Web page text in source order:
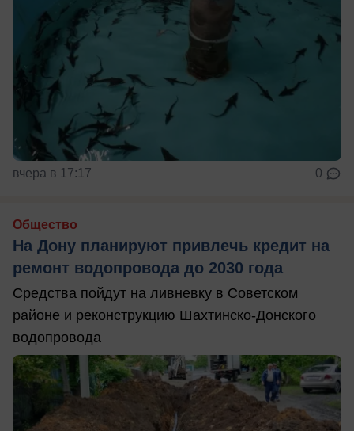
вчера в 17:17 0
Общество
На Дону планируют привлечь кредит на
ремонт водопровода до 2030 года
Средства пойдут на ливневку в Советском
районе и реконструкцию Шахтинско-Донского
водопровода